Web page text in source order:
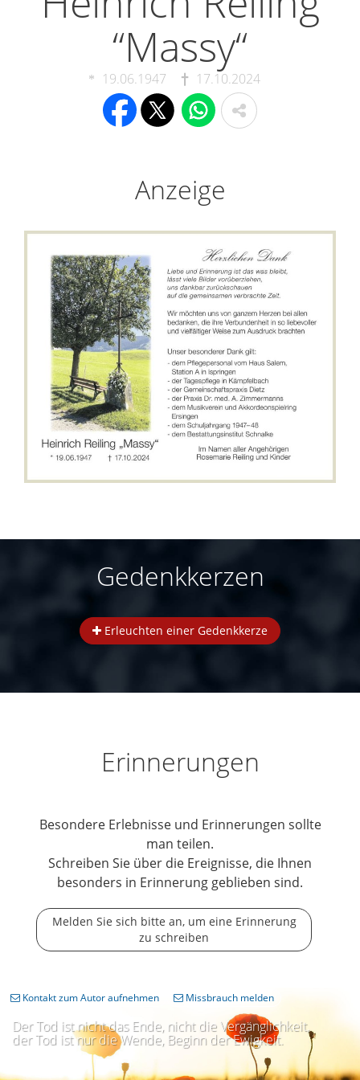
“Massy“
19.06.1947 17.10.2024
Anzeige
Gedenkkerzen
Erleuchten einer Gedenkkerze
Erinnerungen
Besondere Erlebnisse und Erinnerungen sollte
man teilen.
Schreiben Sie über die Ereignisse, die Ihnen
besonders in Erinnerung geblieben sind.
Melden Sie sich bitte an, um eine Erinnerung
zu schreiben
Der Tod ist nicht das Ende, nicht die Vergänglichkeit,
der Tod ist nur die Wende, Beginn der Ewigkeit.
Kontakt zum Autor aufnehmen Missbrauch melden